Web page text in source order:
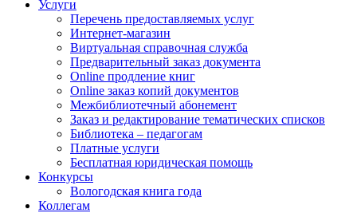
Услуги
Перечень предоставляемых услуг
Интернет-магазин
Виртуальная справочная служба
Предварительный заказ документа
Online продление книг
Online заказ копий документов
Межбиблиотечный абонемент
Заказ и редактирование тематических списков
Библиотека – педагогам
Платные услуги
Бесплатная юридическая помощь
Конкурсы
Вологодская книга года
Коллегам